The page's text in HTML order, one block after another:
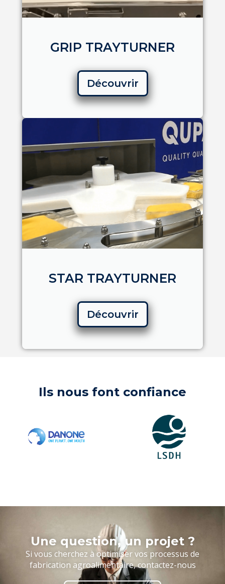
GRIP TRAYTURNER
Découvrir
STAR TRAYTURNER
Découvrir
Ils nous font confiance
Une question, un projet ?
Si vous cherchez à optimiser vos processus de
fabrication agroalimentaire, contactez-nous